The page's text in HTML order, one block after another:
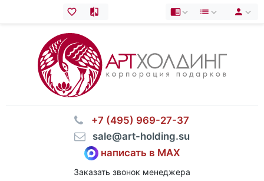
⠀+7 (495) 969-27-37
⠀sale@art-holding.su
написать в MAX
Заказать звонок менеджера